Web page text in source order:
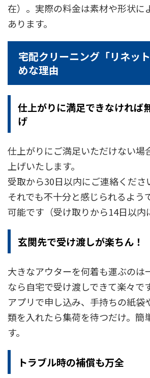
在）。実際の料金は素材や形状に
あります。
宅配クリーニング「リネッ
めな理由
仕上がりに満足できなければ
げ
仕上がりにご満足いただけない場
上げいたします。
受取から30日以内にご連絡くださ
それでも不十分と感じられるよう
可能です（受け取りから14日以内
玄関先で受け渡しが楽ちん！
大きなアウターを何着も運ぶのは
なら自宅で受け渡しできて楽々です
アプリで申し込み、手持ちの紙袋
類を入れたら集荷を待つだけ。簡
す。
トラブル時の補償も万全